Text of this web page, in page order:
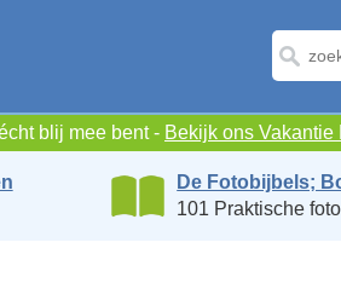
blij mee bent - Bekijk ons Vakantie
De Fotobijbels;
101 Praktische